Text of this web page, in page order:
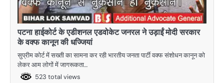
पटना हाईकोर्ट के एडीशनल एडवोकेट जनरल ने उड़ाईं मोदी सरकार
के वक्फ कानून की धज्जियां
सुप्रीम कोर्ट में सख्ती का सामना कर रही भारतीय जनता पार्टी वक्फ संशोधन कानून को
लेकर आम लोगों में जागरूकता…
523 total views